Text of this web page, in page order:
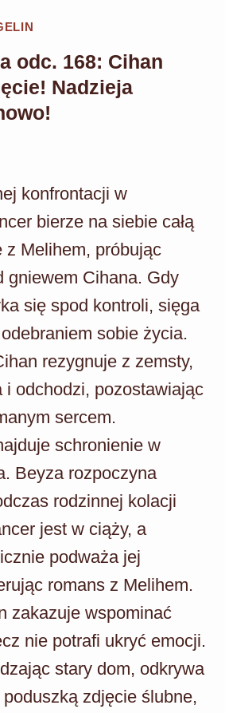
odc. 168: Cihan
Nadzieja
konfrontacji w
bierze na siebie całą
z Melihem, próbując
gniewem Cihana. Gdy
się spod kontroli, sięga
sobie życia.
rezygnuje z zemsty,
i odchodzi, pozostawiając
sercem.
schronienie w
Beyza rozpoczyna
rodzinnej kolacji
jest w ciąży, a
podważa jej
romans z Melihem.
zakazuje wspominać
nie potrafi ukryć emocji.
stary dom, odkrywa
zdjęcie ślubne,